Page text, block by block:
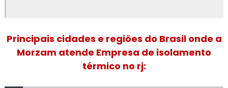
Isolamento a frio
Isolamento acústico industrial
Principais cidades e regiões do Brasil onde a
Morzam atende Empresa de isolamento
térmico no rj: